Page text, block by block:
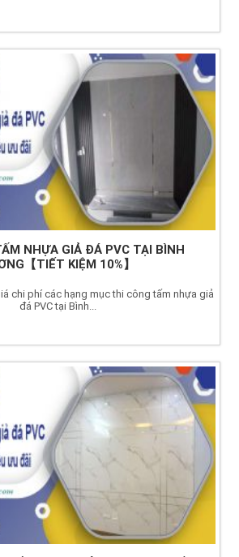
NHỰA GIẢ ĐÁ PVC TẠI BÌNH
【TIẾT KIỆM 10%】
chi phí các hạng mục thi công tấm nhựa giả
đá PVC tại Bình...